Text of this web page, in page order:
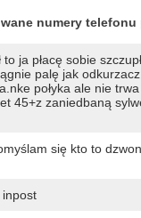
numery telefonu
to ja płacę sobie
palę jak
połyka ale nie
45+z zaniedbaną
się kto to
inpost